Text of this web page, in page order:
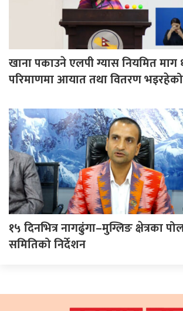
खाना पकाउने एलपी ग्यास नियमित माग
परिमाणमा आयात तथा वितरण
१५ दिनभित्र नागढुंगा–मुग्लिङ क्षेत्रका
समितिको निर्देशन